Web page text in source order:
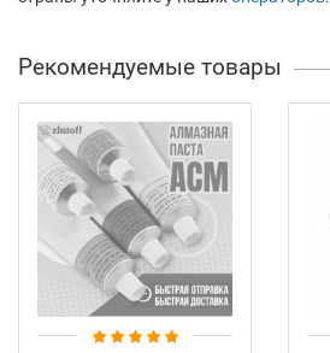
Рекомендуемые товары